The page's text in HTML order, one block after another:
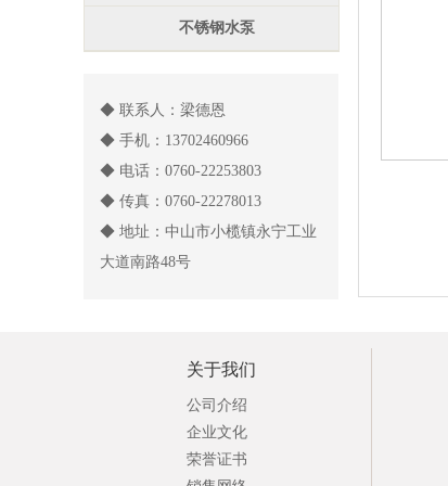
不锈钢水泵
◆ 联系人：梁德恩
◆ 手机：13702460966
◆ 电话：0760-22253803
◆ 传真：0760-22278013
◆ 地址：中山市小榄镇永宁工业
大道南路48号
关于我们
公司介绍
企业文化
荣誉证书